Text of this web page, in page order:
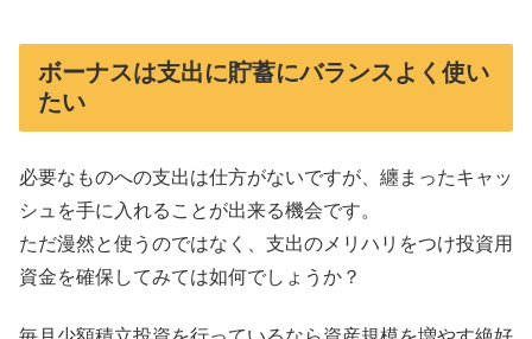
ボーナスは支出に貯蓄にバランスよく使い
たい
必要なものへの支出は仕方がないですが、纏まったキャッ
シュを手に入れることが出来る機会です。
ただ漫然と使うのではなく、支出のメリハリをつけ投資用
資金を確保してみては如何でしょうか？